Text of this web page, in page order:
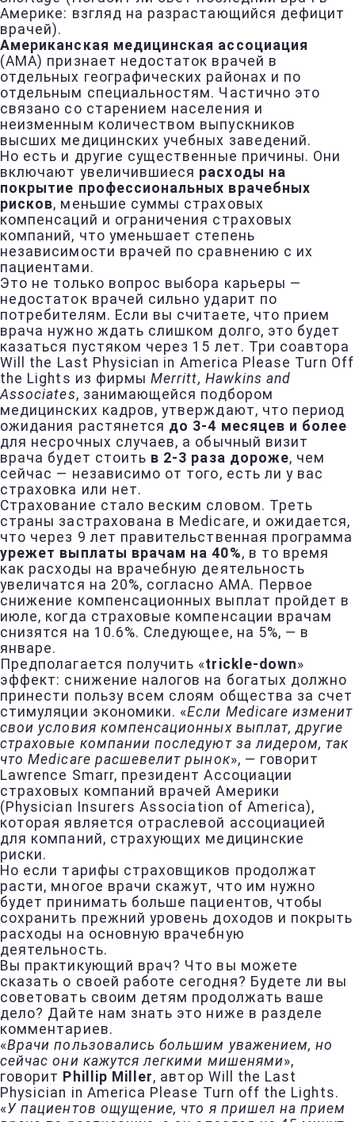
Америке: взгляд на разрастающийся дефицит
врачей).
Американская медицинская ассоциация
(АМА) признает недостаток врачей в
отдельных географических районах и по
отдельным специальностям. Частично это
связано со старением населения и
неизменным количеством выпускников
высших медицинских учебных заведений.
Но есть и другие существенные причины. Они
включают увеличившиеся расходы на
покрытие профессиональных врачебных
рисков, меньшие суммы страховых
компенсаций и ограничения страховых
компаний, что уменьшает степень
независимости врачей по сравнению с их
пациентами.
Это не только вопрос выбора карьеры —
недостаток врачей сильно ударит по
потребителям. Если вы считаете, что прием
врача нужно ждать слишком долго, это будет
казаться пустяком через 15 лет. Три соавтора
Will the Last Physician in America Please Turn Off
the Lights из фирмыMerritt, Hawkins and
Associates, занимающейся подбором
медицинских кадров, утверждают, что период
ожидания растянется до 3-4 месяцев и более
для несрочных случаев, а обычный визит
врача будет стоить в 2-3 раза дороже, чем
сейчас — независимо от того, есть ли у вас
страховка или нет.
Страхование стало веским словом. Треть
страны застрахована в Medicare, и ожидается,
что через 9 лет правительственная программа
урежет выплаты врачам на 40%, в то время
как расходы на врачебную деятельность
увеличатся на 20%, согласно АМА. Первое
снижение компенсационных выплат пройдет в
июле, когда страховые компенсации врачам
снизятся на 10.6%. Следующее, на 5%, — в
январе.
Предполагается получить «trickle-down»
эффект: снижение налогов на богатых должно
принести пользу всем слоям общества за счет
стимуляции экономики. «Если Medicare изменит
свои условия компенсационных выплат, другие
страховые компании последуют за лидером, так
что Medicare расшевелит рынок», — говорит
Lawrence Smarr, президент Ассоциации
страховых компаний врачей Америки
(Physician Insurers Association of America),
которая является отраслевой ассоциацией
для компаний, страхующих медицинские
риски.
Но если тарифы страховщиков продолжат
расти, многое врачи скажут, что им нужно
будет принимать больше пациентов, чтобы
сохранить прежний уровень доходов и покрыть
расходы на основную врачебную
деятельность.
Вы практикующий врач? Что вы можете
сказать о своей работе сегодня? Будете ли вы
советовать своим детям продолжать ваше
дело? Дайте нам знать это ниже в разделе
комментариев.
«Врачи пользовались большим уважением, но
сейчас они кажутся легкими мишенями»,
говорит Phillip Miller, автор Will the Last
Physician in America Please Turn off the Lights.
«У пациентов ощущение, что я пришел на прием